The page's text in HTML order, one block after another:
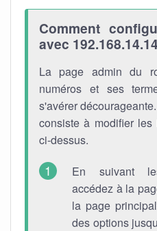
Comment
avec 192.168.14.14
La page admin du
numéros et ses
s'avérer
consiste à modifier les
ci-dessus.
En suivant
accédez à la
la page
des options